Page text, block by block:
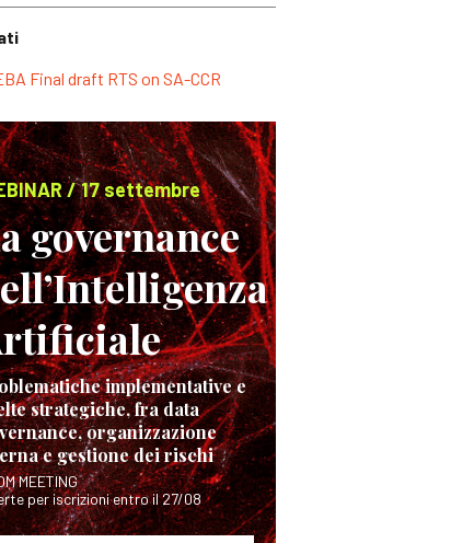
Final draft RTS on SA-CCR
/ 17 settembre
governance
implementative e
strategiche, fra data
organizzazione
e gestione dei rischi
MEETING
per iscrizioni entro il 27/08